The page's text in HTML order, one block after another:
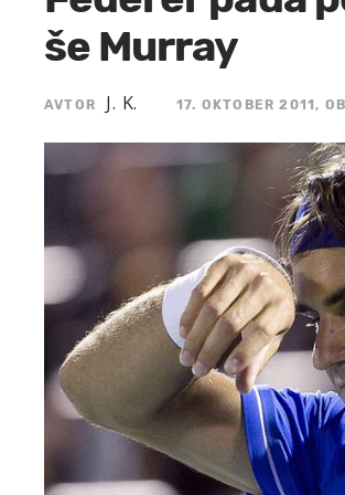
še Murray
AVTOR J. K. 17. OKTOBER 2011,